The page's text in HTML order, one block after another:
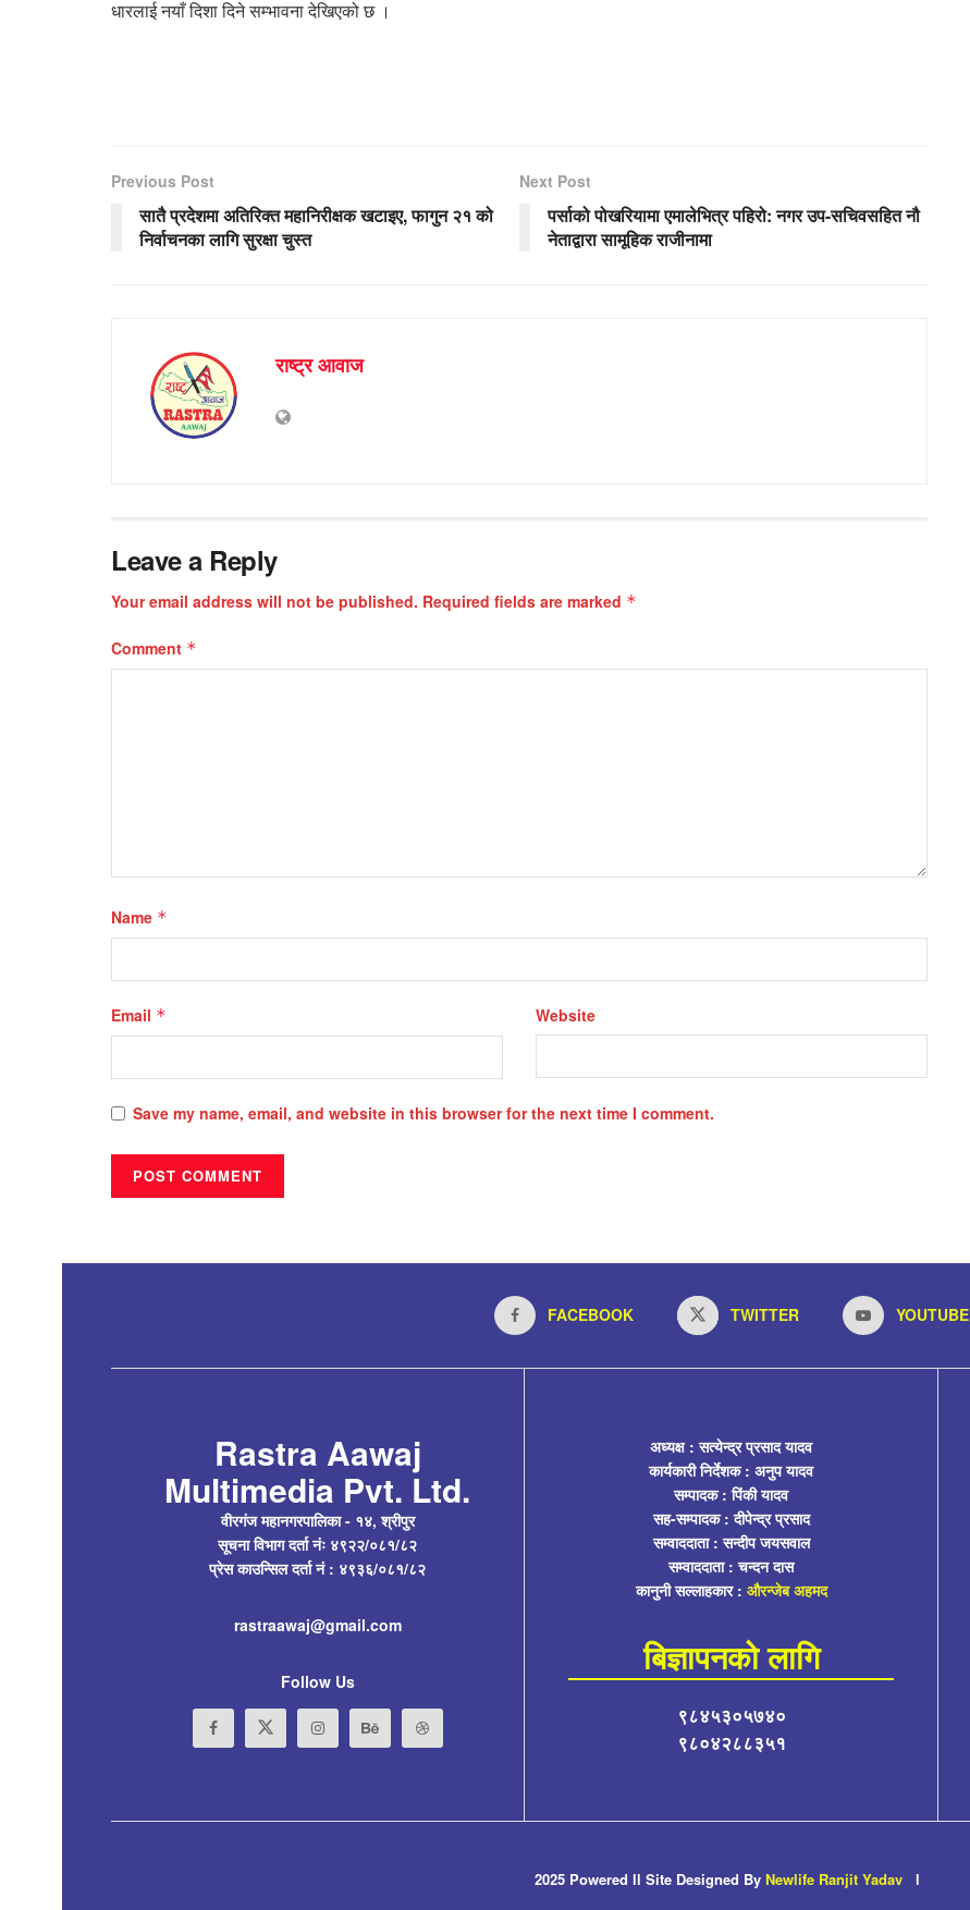
धारलाई नयाँ दिशा दिने सम्भावना देखिएको छ ।
Previous Post
सातै प्रदेशमा अतिरिक्त महानिरीक्षक खटाइए, फागुन २१ को
निर्वाचनका लागि सुरक्षा चुस्त
Next Post
पर्साको पोखरियामा एमालेभित्र पहिरो: नगर उप-सचिवसहित नौ
नेताद्वारा सामूहिक राजीनामा
राष्ट्र आवाज
Leave a Reply
Your email address will not be published. Required fields are marked *
Comment *
Name *
Email * Website
Save my name, email, and website in this browser for the next time I comment.
FACEBOOK TWITTER YOUTUBE
Rastra Aawaj
Multimedia Pvt. Ltd.
वीरगंज महानगरपालिका - १४, श्रीपुर
सूचना विभाग दर्ता नंः ४९२२/०८१/८२
प्रेस काउन्सिल दर्ता नं : ४९३६/०८१/८२
rastraawaj@gmail.com
Follow Us
अध्यक्ष : सत्येन्द्र प्रसाद यादव
कार्यकारी निर्देशक : अनुप यादव
सम्पादक : पिंकी यादव
सह-सम्पादक : दीपेन्द्र प्रसाद
सम्वाददाता : सन्दीप जयसवाल
सम्वाददाता : चन्दन दास
कानुनी सल्लाहकार : औरन्जेब अहमद
बिज्ञापनको लागि
९८४५३०५७४०
९८०४२८८३५१
2025 Powered ll Site Designed By Newlife Ranjit Yadav l